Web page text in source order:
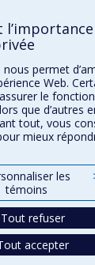
permet
Web.
le
que d’autres
tout, vous
mieux
les
témoins
Tout refuser
accepter